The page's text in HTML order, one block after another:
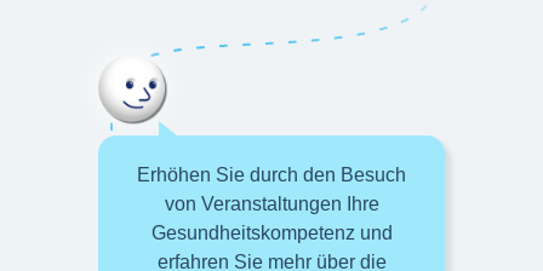
Erhöhen Sie durch den Besuch
von Veranstaltungen Ihre
Gesundheitskompetenz und
erfahren Sie mehr über die